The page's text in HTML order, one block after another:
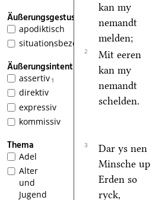
Äußerungsgestus
apodiktisch
1
situationsbezogen
Äußerungsintention
1
assertiv
direktiv
expressiv
kommissiv
Thema
Adel
Alter
und
Jugend
kan my
nemandt
melden;
2
Mit eeren
kan my
nemandt
schelden.
3
Dar ys nen
Minsche up
Erden so
ryck,